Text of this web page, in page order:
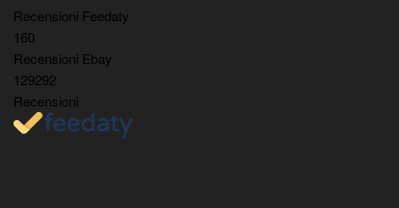
Recensioni Feedaty
160
Recensioni Ebay
129292
Recensioni